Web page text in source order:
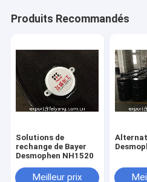
Produits Recommandés
Solutions de
rechange de Bayer
Desmophen NH1520
Meilleur prix